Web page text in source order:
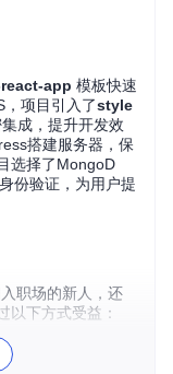
app 模板快速
项目引入了style
成，提升开发效
搭建服务器，保
选择了MongoD
份验证，为用户提
职场的新人，还
以下方式受益：
解，避免遗漏重